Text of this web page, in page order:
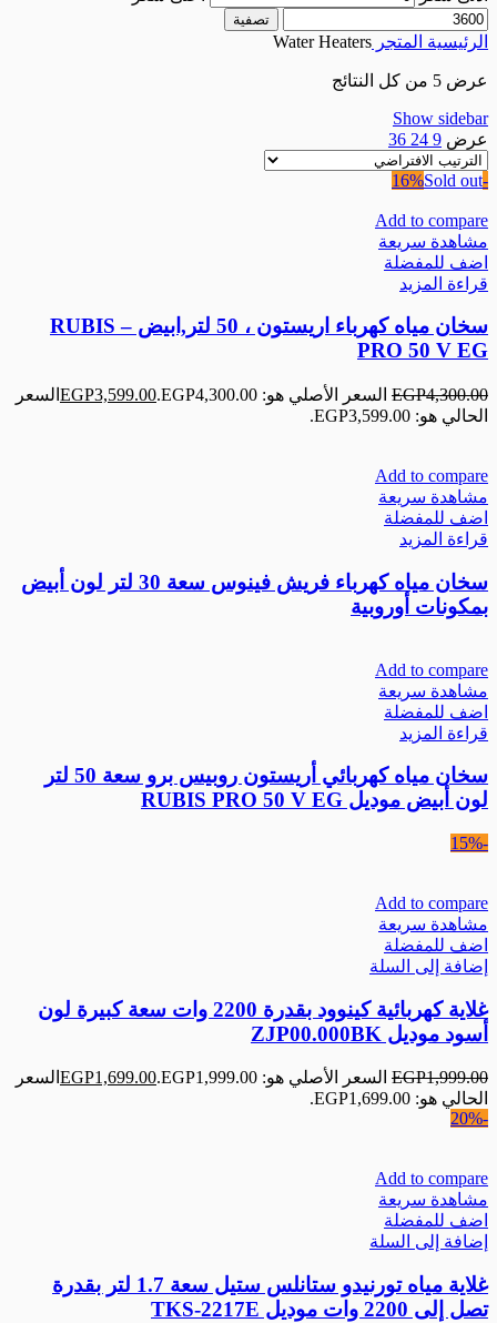
تصفية
الرئيسية المتجر Water Heaters
عرض ⁦5⁩ من كل النتائج
Show sidebar
عرض 9
24
36
-16%
Sold out
Add to compare
مشاهدة سريعة
اضف للمفضلة
قراءة المزيد
سخان مياه كهرباء اريستون ، 50 لتر,ابيض – RUBIS
PRO 50 V EG
EGP4,300.00 السعر الأصلي هو: EGP4,300.00. EGP3,599.00
السعر
الحالي هو: EGP3,599.00.
Add to compare
مشاهدة سريعة
اضف للمفضلة
قراءة المزيد
سخان مياه كهرباء فريش فينوس سعة 30 لتر لون أبيض
بمكونات أوروبية
Add to compare
مشاهدة سريعة
اضف للمفضلة
قراءة المزيد
سخان مياه كهربائي أريستون روبيس برو سعة 50 لتر
لون أبيض موديل RUBIS PRO 50 V EG
-15%
Add to compare
مشاهدة سريعة
اضف للمفضلة
إضافة إلى السلة
غلاية كهربائية كينوود بقدرة 2200 وات سعة كبيرة لون
أسود موديل ZJP00.000BK
EGP1,999.00 السعر الأصلي هو: EGP1,999.00. EGP1,699.00
السعر
الحالي هو: EGP1,699.00.
-20%
Add to compare
مشاهدة سريعة
اضف للمفضلة
إضافة إلى السلة
غلاية مياه تورنيدو ستانلس ستيل سعة 1.7 لتر بقدرة
تصل إلى 2200 وات موديل TKS-2217E